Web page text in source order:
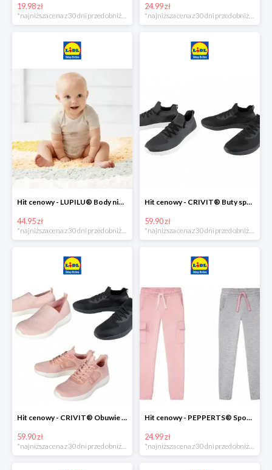
19.98 zł 24.99 zł
Hit cenowy - LUPILU® Body niemowlęce z biobawełny, z krótkim rękawem, 5 sztuk
44.95 zł
*najniższa cena z 30 dni przed obniżką
Hit cenowy - CRIVIT® Buty sportowe chłopięce WellWalk, 1 para
59.90 zł
*najniższa cena z 30 dni przed obniżką
Hit cenowy - CRIVIT® Obuwie dziewczęce sportowe i na co dzień, 1 para
59.90 zł
Hit cenowy - PEPPERTS® Spodnie dresowe dziewczęce, 1 para
24.99 zł